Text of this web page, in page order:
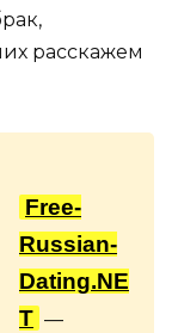
расскажем
Free-
Russian-
Dating.NE
T —